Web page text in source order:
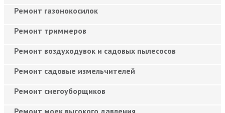
Ремонт газонокосилок
Ремонт триммеров
Ремонт воздуходувок и садовых пылесосов
Ремонт садовые измельчителей
Ремонт снегоуборщиков
Ремонт моек высокого давления